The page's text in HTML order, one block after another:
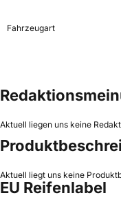
Fahrzeugart
Aktuell liegen uns keine
Aktuell liegt uns keine
EU Reifenlabel